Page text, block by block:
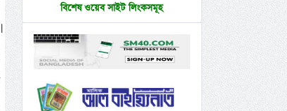
বিশেষ ওয়েব সাইট লিংকসমূহ